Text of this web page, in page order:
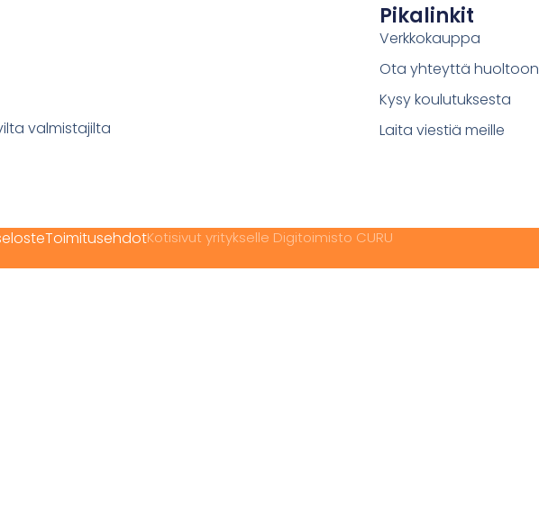
valmistajilta
Pikalinkit
Verkkokauppa
Ota yhteyttä huoltoon
Kysy koulutuksesta
Laita viestiä meille
ToimitusehdotKotisivut yritykselle Digitoimisto CURU